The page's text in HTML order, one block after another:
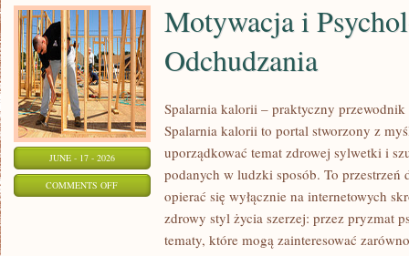
JUNE - 17 - 2026
COMMENTS OFFON
MOTYWACJA
Motywacja i
Odchudzania
Spalarnia kalorii – praktyczny
Spalarnia kalorii to portal stworzony z
uporządkować temat zdrowej sylwetki i
podanych w ludzki sposób. To
opierać się wyłącznie na internetowych
zdrowy styl życia szerzej: przez pryzmat
tematy, które mogą zainteresować